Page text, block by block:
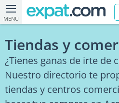
MENU
Tiendas y
¿Tienes ganas de irte de
Nuestro directorio te
tiendas y centros